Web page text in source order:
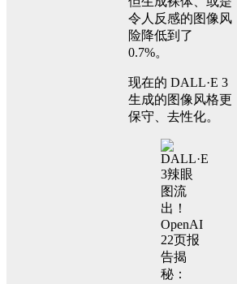
令人反感的图像风
险降低到了
0.7%。
现在的 DALL·E 3
生成的图像风格更
保守、去性化。